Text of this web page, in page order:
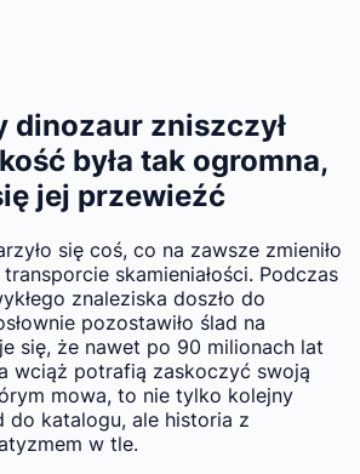
dinozaur zniszczył
była tak ogromna,
jej przewieźć
się coś, co na zawsze zmieniło
skamieniałości. Podczas
znaleziska doszło do
pozostawiło ślad na
się, że nawet po 90 milionach lat
wciąż potrafią zaskoczyć swoją
mowa, to nie tylko kolejny
do katalogu, ale historia z
w tle.